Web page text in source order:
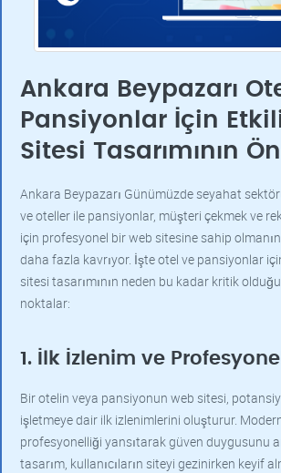
Ankara Beypazarı
Pansiyonlar İçin
Sitesi Tasarımının
Ankara Beypazarı Günümüzde seyahat
ve oteller ile pansiyonlar, müşteri çekmek ve
için profesyonel bir web sitesine sahip
daha fazla kavrıyor. İşte otel ve pansiyonlar
sitesi tasarımının neden bu kadar kritik
noktalar:
1. İlk İzlenim ve
Bir otelin veya pansiyonun web sitesi,
işletmeye dair ilk izlenimlerini oluşturur.
profesyonelliği yansıtarak güven duygusunu
tasarım, kullanıcıların siteyi gezinirken keyif